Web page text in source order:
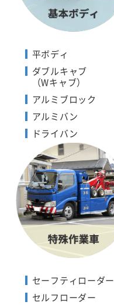
平ボディ
ダブルキャブ
（Wキャブ）
アルミブロック
アルミバン
ドライバン
セーフティローダー
セルフローダー